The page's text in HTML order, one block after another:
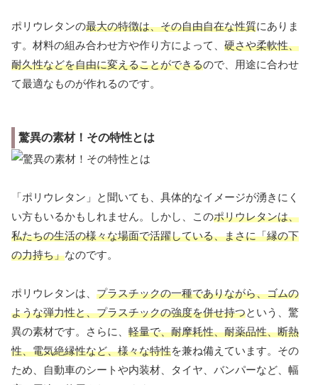
ポリウレタンの最大の特徴は、その自由自在な性質にありま
す。材料の組み合わせ方や作り方によって、 硬さや柔軟性、
耐久性などを自由に変えることができるので、用途に合わせ
て最適なものが作れるのです。
驚異の素材！その特性とは
「ポリウレタン」と聞いても、具体的なイメージが湧きにく
い方もいるかもしれません。しかし、このポリウレタンは、
私たちの生活の様々な場面で活躍している、まさに「縁の下
の力持ち」なのです。
ポリウレタンは、 プラスチックの一種でありながら、ゴムの
ような弾力性と、プラスチックの強度を併せ持つという、驚
異の素材です。さらに、 軽量で、耐摩耗性、耐薬品性、断熱
性、電気絶縁性など、様々な特性を兼ね備えています。その
ため、自動車のシートや内装材、タイヤ、バンパーなど、幅